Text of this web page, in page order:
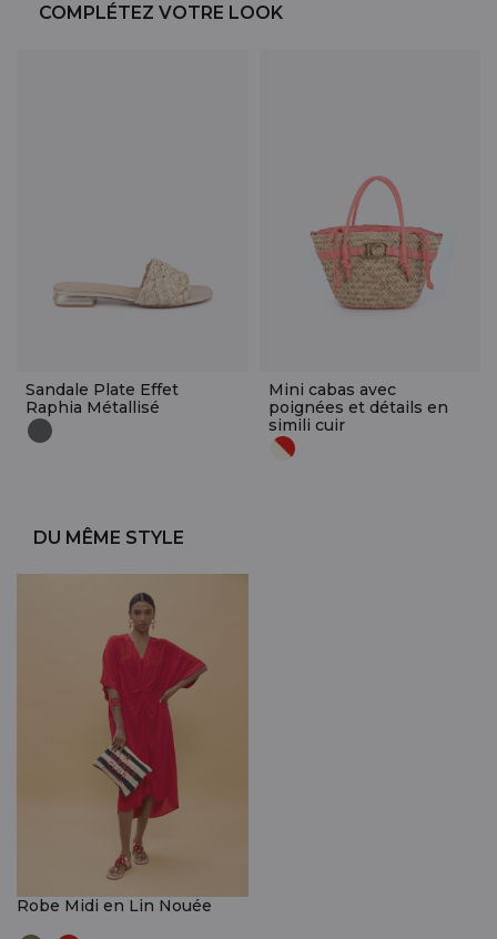
COMPLÉTEZ VOTRE LOOK
Sandale Plate Effet
Raphia Métallisé
Mini cabas avec
poignées et détails en
simili cuir
DU MÊME STYLE
Robe Midi en Lin Nouée